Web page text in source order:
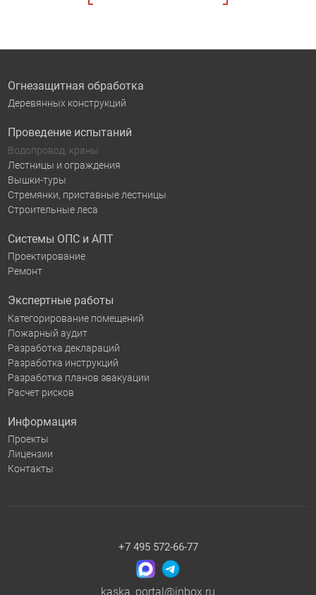
Огнезащитная обработка
Деревянных конструкций
Проведение испытаний
Водопровод, краны
Лестницы и ограждения
Вышки-туры
Стремянки, приставные лестницы
Строительные леса
Системы ОПС и АПТ
Проектирование
Ремонт
Экспертные работы
Категорирование помещений
Пожарный аудит
Разработка деклараций
Разработка инструкций
Разработка планов эвакуации
Расчет рисков
Информация
Проекты
Лицензии
Контакты
+7 495 572-66-77
kaska_portal@inbox.ru